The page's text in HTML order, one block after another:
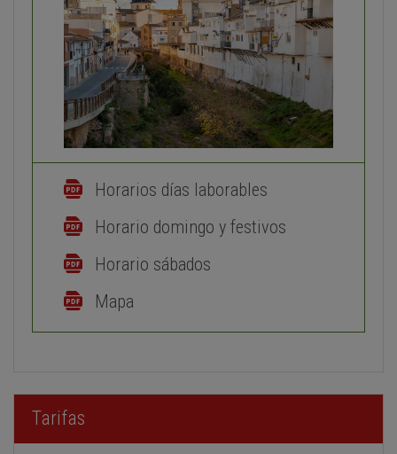
Horarios días laborables
Horario domingo y festivos
Horario sábados
Mapa
Tarifas